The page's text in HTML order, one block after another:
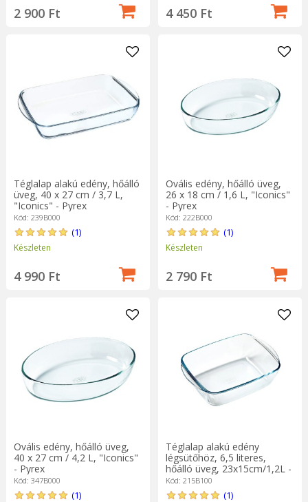
2 900 Ft 4 450 Ft
Téglalap alakú edény, hőálló
üveg, 40 x 27 cm / 3,7 L,
"Iconics" - Pyrex
Kód: 239B000
(1)
Készleten
4 990 Ft
Ovális edény, hőálló üveg,
26 x 18 cm / 1,6 L, "Iconics"
- Pyrex
Kód: 222B000
(1)
Készleten
2 790 Ft
Ovális edény, hőálló üveg,
40 x 27 cm / 4,2 L, "Iconics"
- Pyrex
Kód: 347B000
(1)
Téglalap alakú edény
légsütőhöz, 6,5 literes,
hőálló üveg, 23x15cm/1,2L -
Pyrex
Kód: 215B100
(1)